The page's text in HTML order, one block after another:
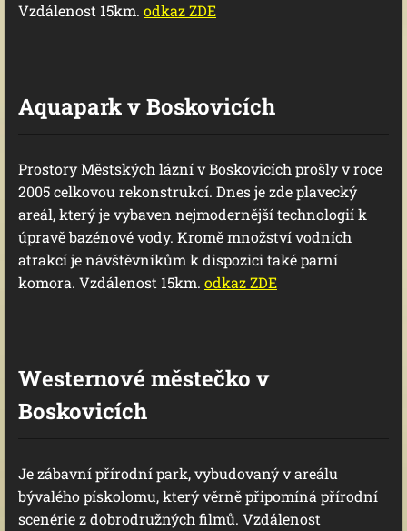
Vzdálenost 15km. odkaz ZDE
Aquapark v Boskovicích
Prostory Městských lázní v Boskovicích prošly v roce
2005 celkovou rekonstrukcí. Dnes je zde plavecký
areál, který je vybaven nejmodernější technologií k
úpravě bazénové vody. Kromě množství vodních
atrakcí je návštěvníkům k dispozici také parní
komora. Vzdálenost 15km. odkaz ZDE
Westernové městečko v
Boskovicích
Je zábavní přírodní park, vybudovaný v areálu
bývalého pískolomu, který věrně připomíná přírodní
scenérie z dobrodružných filmů. Vzdálenost